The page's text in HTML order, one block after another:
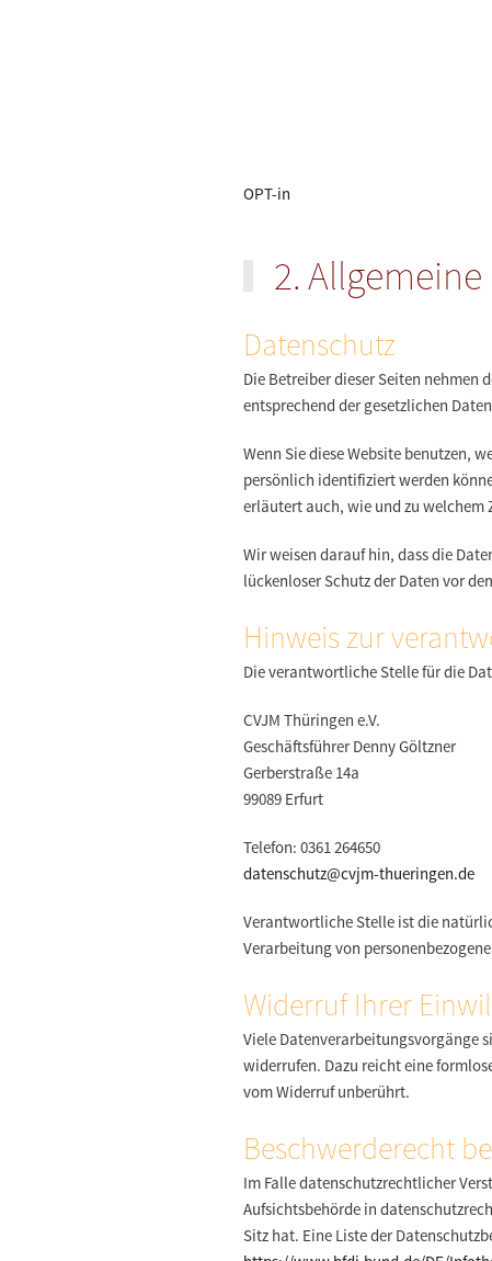
OPT-in
2.
Datenschutz
Die Betreiber dieser Seiten nehmen
entsprechend der gesetzlichen
Wenn Sie diese Website benutzen,
persönlich identifiziert werden
erläutert auch, wie und zu welchem
Wir weisen darauf hin, dass die
lückenloser Schutz der Daten vor
Hinweis zur
Die verantwortliche Stelle für die
CVJM Thüringen e.V.
Geschäftsführer Denny Göltzner
Gerberstraße 14a
99089 Erfurt
Telefon: 0361 264650
datenschutz@cvjm-thueringen.de
Verantwortliche Stelle ist die
Verarbeitung von
Widerruf Ihrer
Viele Datenverarbeitungsvorgänge
widerrufen. Dazu reicht eine
vom Widerruf unberührt.
Beschwerderecht
Im Falle datenschutzrechtlicher
Aufsichtsbehörde in
Sitz hat. Eine Liste der